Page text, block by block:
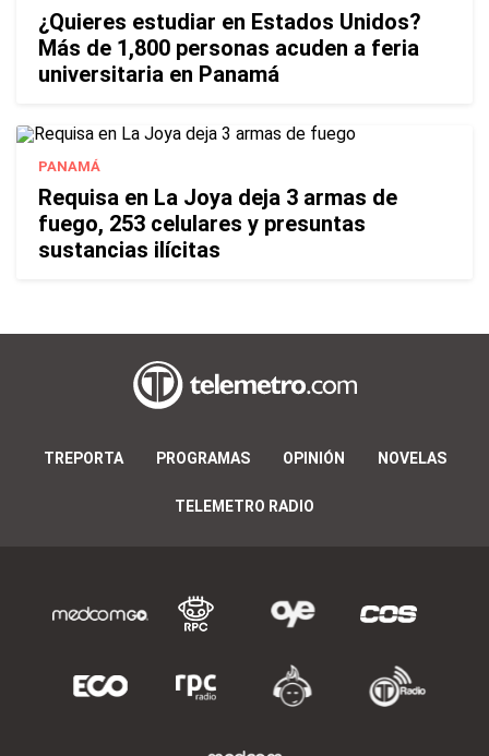
¿Quieres estudiar en Estados Unidos?
Más de 1,800 personas acuden a feria
universitaria en Panamá
PANAMÁ
Requisa en La Joya deja 3 armas de
fuego, 253 celulares y presuntas
sustancias ilícitas
TREPORTA PROGRAMAS OPINIÓN NOVELAS
TELEMETRO RADIO